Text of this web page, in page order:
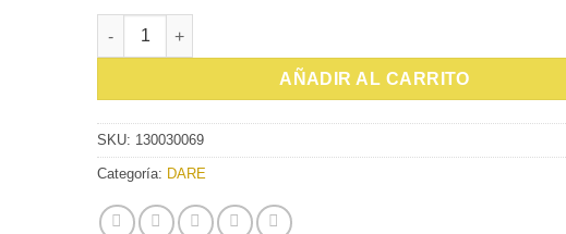
GOMITAS REALFRUIT SUPERFRUITS 1/180g cantidad
AÑADIR AL CARRITO
SKU: 130030069
Categoría: DARE